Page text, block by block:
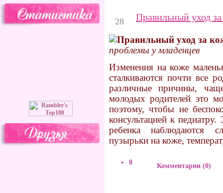
28 Правильный уход
проблемы у младенцев
Изменения на коже
сталкиваются почти все
различные причины,
молодых родителей это
поэтому, чтобы не
консультацией к педиатру.
ребенка наблюдаются
пузырьки на коже,
0 Комментарии (0)